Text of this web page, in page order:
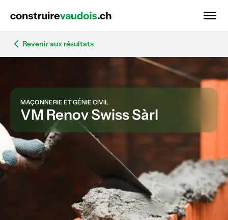
Revenir aux résultats
MAÇONNERIE ET GÉNIE CIVIL
VM Renov Swiss Sàrl